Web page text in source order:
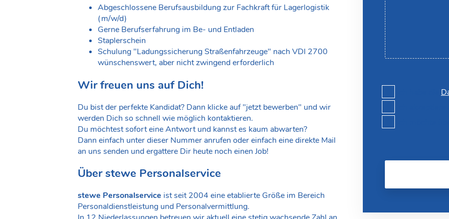
Abgeschlossene Berufsausbildung zur Fachkraft für Lagerlogistik
(m/w/d)
Gerne Berufserfahrung im Be- und Entladen
Staplerschein
Schulung "Ladungssicherung Straßenfahrzeuge" nach VDI 2700
wünschenswert, aber nicht zwingend erforderlich
Wir freuen uns auf Dich!
Du bist der perfekte Kandidat? Dann klicke auf "jetzt bewerben" und wir
werden Dich so schnell wie möglich kontaktieren.
Du möchtest sofort eine Antwort und kannst es kaum abwarten?
Dann einfach unter dieser Nummer anrufen oder einfach eine direkte Mail
an uns senden und ergattere Dir heute noch einen Job!
Über stewe Personalservice
stewe Personalservice ist seit 2004 eine etablierte Größe im Bereich
Personaldienstleistung und Personalvermittlung.